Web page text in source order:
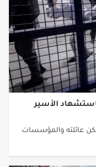
الأسير
في أيلول/سبتمبر 2024 لكن عائلته والمؤسسات